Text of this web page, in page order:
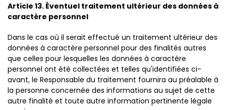
Article 13. Éventuel traitement ultérieur des données à
caractère personnel
Dans le cas où il serait effectué un traitement ultérieur des
données à caractère personnel pour des finalités autres
que celles pour lesquelles les données à caractère
personnel ont été collectées et telles qu'identifiées ci-
avant, le Responsable du traitement fournira au préalable à
la personne concernée des informations au sujet de cette
autre finalité et toute autre information pertinente légale